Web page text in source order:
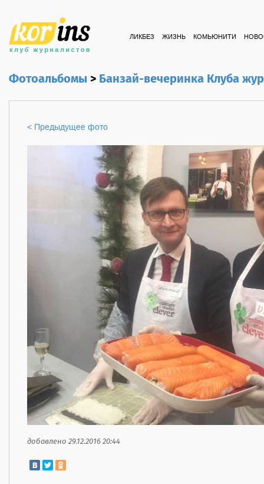
ЛИКБЕЗ ЖИЗНЬ КОМЬЮНИТИ
Фотоальбомы>Банзай-вечеринка Клуба
< Предыдущее фото
добавлено 29.12.2016 20:44